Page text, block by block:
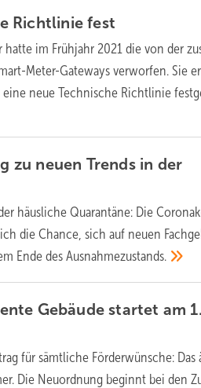
Richtliniefest
im Frühjahr 2021 die von der
Meter-Gateways verworfen. Sie
eine neue Technische Richtlinie
zu neuen Trends in der
häusliche Quarantäne: Die
die Chance, sich auf neuen
Ende desAusnahmezustands.
Gebäude startet am 1.
für sämtliche Förderwünsche: Das
Die Neuordnung beginnt bei den